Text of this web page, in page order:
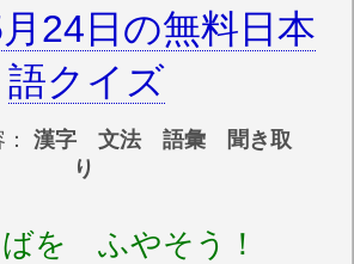
24日の無料日本
語クイズ
漢字 文法 語彙 聞き取
り
を ふやそう！